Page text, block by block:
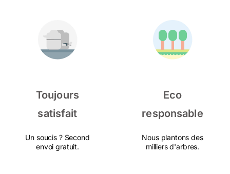
Toujours
satisfait
Un soucis ? Second
envoi gratuit.
Eco
responsable
Nous plantons des
milliers d'arbres.